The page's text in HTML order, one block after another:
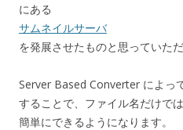
にある
サムネイルサーバ
を発展させたものと思っていた
Server Based Converter によっ
することで、ファイル名だけで
簡単にできるようになります。